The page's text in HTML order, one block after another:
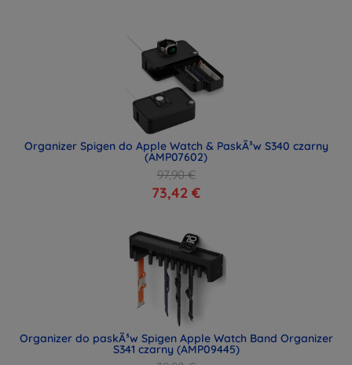
Organizer Spigen do Apple Watch & PaskÃ³w S340 czarny
(AMP07602)
97,90 €
73,42 €
Organizer do paskÃ³w Spigen Apple Watch Band Organizer
S341 czarny (AMP09445)